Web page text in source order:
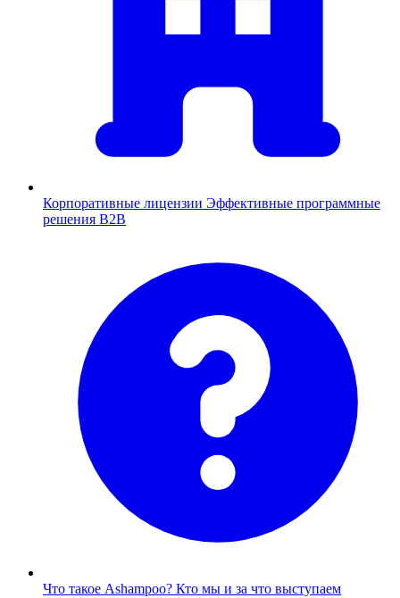
Корпоративные лицензии Эффективные программные
решения B2B
Что такое Ashampoo? Кто мы и за что выступаем